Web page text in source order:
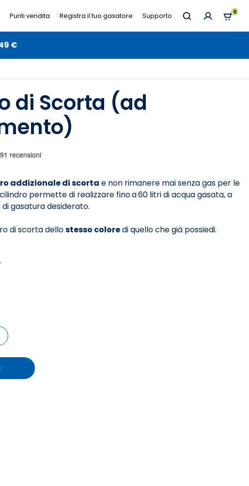
Punti vendita Registra il tuo gasatore Supporto 0
€
di Scorta (ad
addizionale di scorta e non rimanere mai senza gas per le
permette di realizzare finoa60 litri di acqua gasata, a
gasatura desiderato.
di scorta dellostesso coloredi quello che già possiedi.